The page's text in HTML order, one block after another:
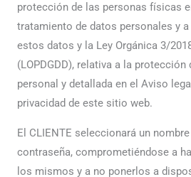
protección de las personas físicas
tratamiento de datos personales y
estos datos y la Ley Orgánica 3/
(LOPDGDD), relativa a la
personal y detallada en el Aviso
privacidad de este sitio web.
El CLIENTE seleccionará un
contraseña, comprometiéndose a
los mismos y a no ponerlos a